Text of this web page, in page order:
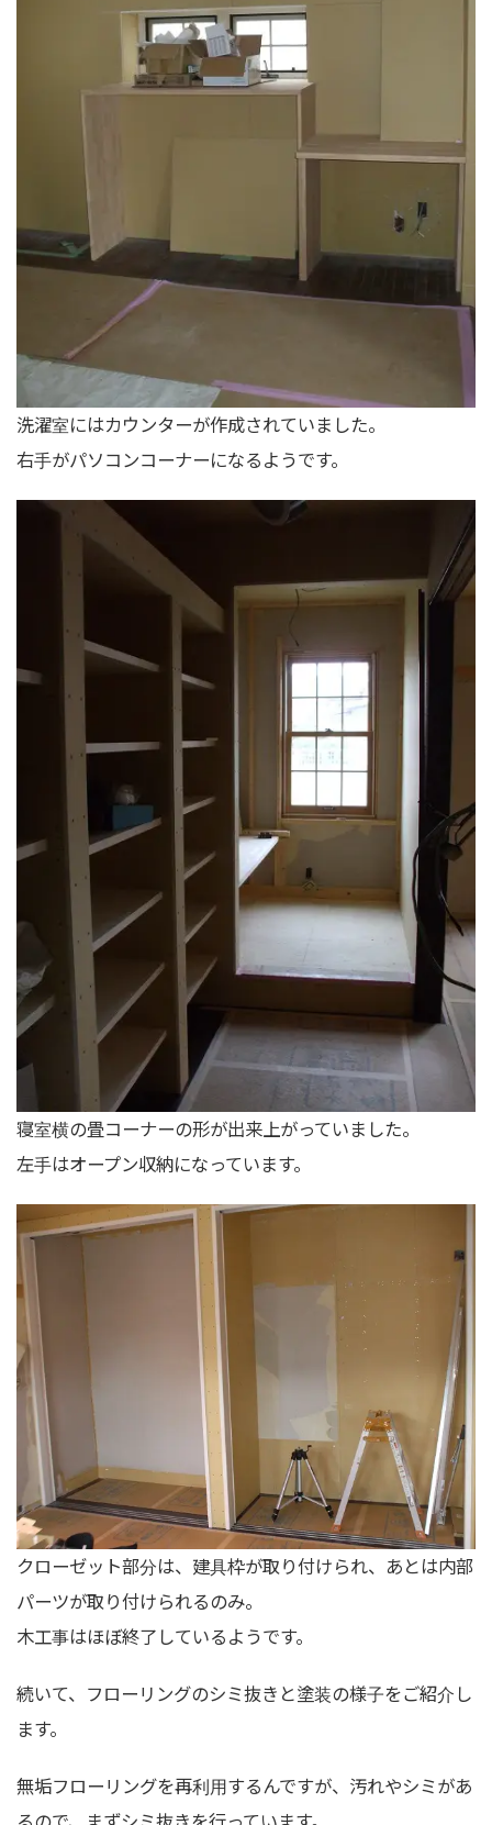
洗濯室にはカウンターが作成されていました。
右手がパソコンコーナーになるようです。
寝室横の畳コーナーの形が出来上がっていました。
左手はオープン収納になっています。
クローゼット部分は、建具枠が取り付けられ、あとは内部
パーツが取り付けられるのみ。
木工事はほぼ終了しているようです。
続いて、フローリングのシミ抜きと塗装の様子をご紹介し
ます。
無垢フローリングを再利用するんですが、汚れやシミがあ